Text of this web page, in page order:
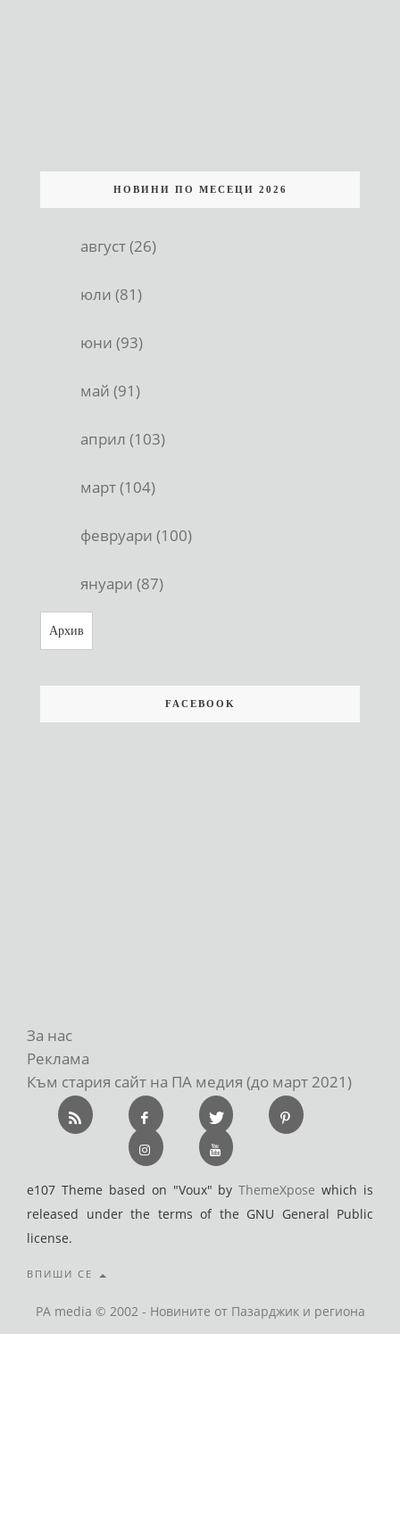
НОВИНИ ПО МЕСЕЦИ 2026
август (26)
юли (81)
юни (93)
май (91)
април (103)
март (104)
февруари (100)
януари (87)
Архив
FACEBOOK
За нас
Реклама
Към стария сайт на ПА медия (до март 2021)
e107 Theme based on "Voux" byThemeXpose which is
released under the terms of the GNU General Public
license.
ВПИШИ СЕ
PA media © 2002 - Новините от Пазарджик и региона